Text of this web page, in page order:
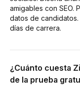
amigables con SEO.
datos de
días de carrera.
¿Cuánto cuesta
de la prueba